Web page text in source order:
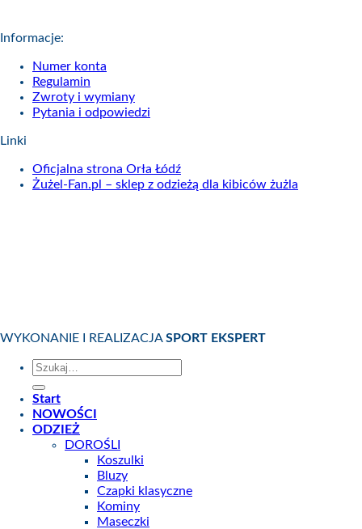
Informacje:
Numer konta
Regulamin
Zwroty i wymiany
Pytania i odpowiedzi
Linki
Oficjalna strona Orła Łódź
Żużel-Fan.pl – sklep z odzieżą dla kibiców żużla
WYKONANIE I REALIZACJASPORT EKSPERT
Szukaj:
Start
NOWOŚCI
ODZIEŻ
DOROŚLI
Koszulki
Bluzy
Czapki klasyczne
Kominy
Maseczki